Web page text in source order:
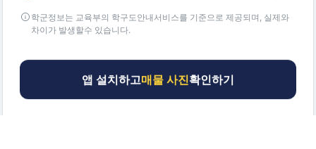
학군정보는 교육부의 학구도안내서비스를 기준으로 제공되며, 실제와
차이가 발생할수 있습니다.
앱 설치하고매물 사진확인하기